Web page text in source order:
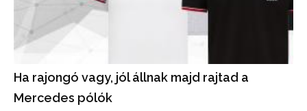
Ha rajongó vagy, jól állnak majd rajtad a
Mercedes pólók